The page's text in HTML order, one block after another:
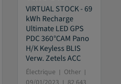
VIRTUAL STOCK - 69
kWh Recharge
Ultimate LED GPS
PDC 360°CAM Pano
H/K Keyless BLIS
Verw. Zetels ACC
Électrique
Other